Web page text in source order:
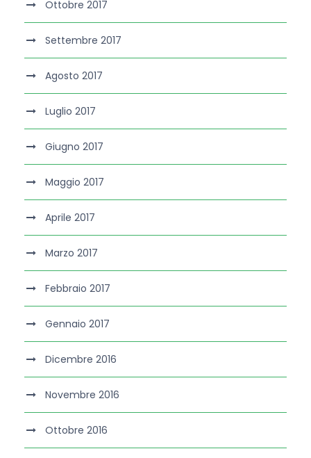
Ottobre 2017
Settembre 2017
Agosto 2017
Luglio 2017
Giugno 2017
Maggio 2017
Aprile 2017
Marzo 2017
Febbraio 2017
Gennaio 2017
Dicembre 2016
Novembre 2016
Ottobre 2016